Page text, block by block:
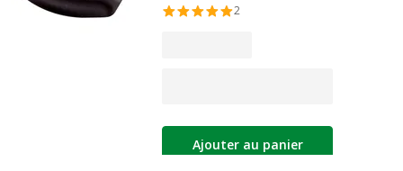
2
Ajouter au panier